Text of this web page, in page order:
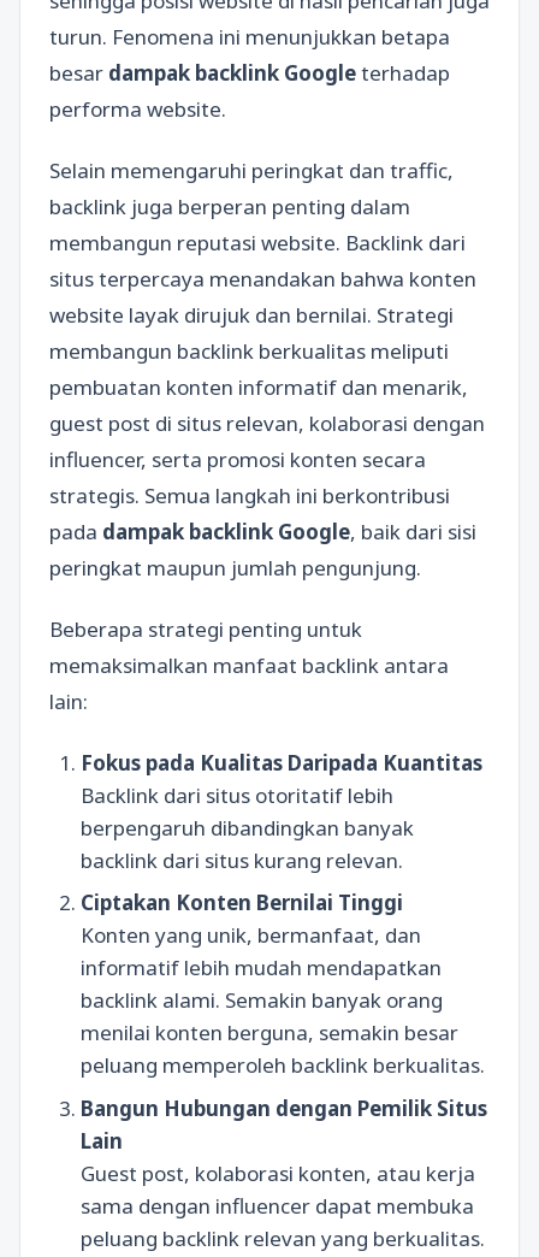
turun. Fenomena ini menunjukkan betapa
besar dampak backlink Googleterhadap
performa website.
Selain memengaruhi peringkat dan traffic,
backlink juga berperan penting dalam
membangun reputasi website. Backlink dari
situs terpercaya menandakan bahwa konten
website layak dirujuk dan bernilai. Strategi
membangun backlink berkualitas meliputi
pembuatan konten informatif dan menarik,
guest post di situs relevan, kolaborasi dengan
influencer, serta promosi konten secara
strategis. Semua langkah ini berkontribusi
pada dampak backlink Google, baik dari sisi
peringkat maupun jumlah pengunjung.
Beberapa strategi penting untuk
memaksimalkan manfaat backlink antara
lain:
Fokus pada Kualitas Daripada Kuantitas
Backlink dari situs otoritatif lebih
berpengaruh dibandingkan banyak
backlink dari situs kurang relevan.
Ciptakan Konten Bernilai Tinggi
Konten yang unik, bermanfaat, dan
informatif lebih mudah mendapatkan
backlink alami. Semakin banyak orang
menilai konten berguna, semakin besar
peluang memperoleh backlink berkualitas.
Bangun Hubungan dengan Pemilik Situs
Lain
Guest post, kolaborasi konten, atau kerja
sama dengan influencer dapat membuka
peluang backlink relevan yang berkualitas.